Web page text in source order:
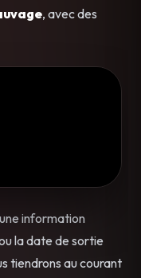
, avec des
information
la date de sortie
tiendrons au courant